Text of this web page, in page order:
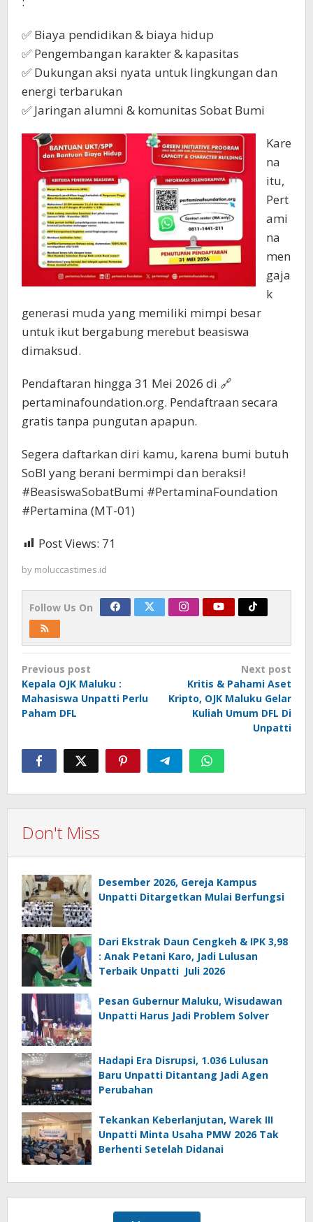
✅ Biaya pendidikan & biaya hidup
✅ Pengembangan karakter & kapasitas
✅ Dukungan aksi nyata untuk lingkungan dan
energi terbarukan
✅ Jaringan alumni & komunitas Sobat Bumi
Kare
na
itu,
Pert
ami
na
men
gaja
k
generasi muda yang memiliki mimpi besar
untuk ikut bergabung merebut beasiswa
dimaksud.
Pendaftaran hingga 31 Mei 2026 di 🔗
pertaminafoundation.org. Pendaftraan secara
gratis tanpa pungutan apapun.
Segera daftarkan diri kamu, karena bumi butuh
SoBI yang berani bermimpi dan beraksi!
#BeasiswaSobatBumi #PertaminaFoundation
#Pertamina (MT-01)
Post Views: 71
by moluccastimes.id
Follow Us On
Post
navigation
Previous post
Kepala OJK Maluku :
Mahasiswa Unpatti Perlu
Paham DFL
Next post
Kritis & Pahami Aset
Kripto, OJK Maluku Gelar
Kuliah Umum DFL Di
Unpatti
Don't Miss
Desember 2026, Gereja Kampus
Unpatti Ditargetkan Mulai Berfungsi
Dari Ekstrak Daun Cengkeh & IPK 3,98
: Anak Petani Karo, Jadi Lulusan
Terbaik Unpatti Juli 2026
Pesan Gubernur Maluku, Wisudawan
Unpatti Harus Jadi Problem Solver
Hadapi Era Disrupsi, 1.036 Lulusan
Baru Unpatti Ditantang Jadi Agen
Perubahan
Tekankan Keberlanjutan, Warek III
Unpatti Minta Usaha PMW 2026 Tak
Berhenti Setelah Didanai